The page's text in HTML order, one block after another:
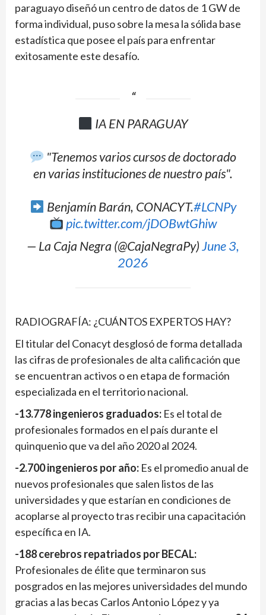
paraguayo diseñó un centro de datos de 1 GW de
forma individual, puso sobre la mesa la sólida base
estadística que posee el país para enfrentar
exitosamente este desafío.
IA EN PARAGUAY
"Tenemos varios cursos de doctorado
en varias instituciones de nuestro país".
Benjamín Barán, CONACYT.#LCNPy
pic.twitter.com/jDOBwtGhiw
— La Caja Negra (@CajaNegraPy)June 3,
2026
RADIOGRAFÍA: ¿CUÁNTOS EXPERTOS HAY?
El titular del Conacyt desglosó de forma detallada
las cifras de profesionales de alta calificación que
se encuentran activos o en etapa de formación
especializada en el territorio nacional.
-13.778 ingenieros graduados: Es el total de
profesionales formados en el país durante el
quinquenio que va del año 2020 al 2024.
-2.700 ingenieros por año: Es el promedio anual de
nuevos profesionales que salen listos de las
universidades y que estarían en condiciones de
acoplarse al proyecto tras recibir una capacitación
específica en IA.
-188 cerebros repatriados por BECAL:
Profesionales de élite que terminaron sus
posgrados en las mejores universidades del mundo
gracias a las becas Carlos Antonio López y ya